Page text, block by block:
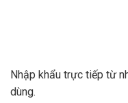
Nhập khẩu trực tiếp từ
dùng.